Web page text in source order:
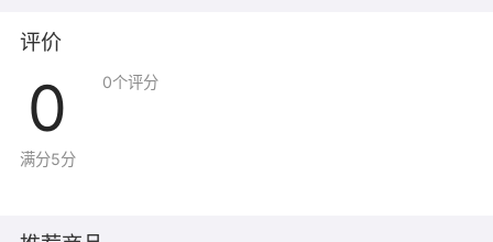
评价
0
满分5分
0个评分